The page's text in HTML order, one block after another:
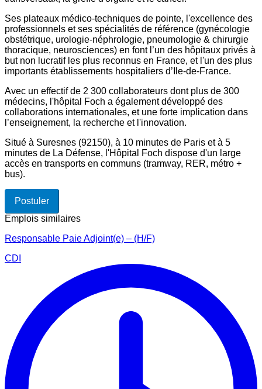
Ses plateaux médico-techniques de pointe, l'excellence des
professionnels et ses spécialités de référence (gynécologie
obstétrique, urologie-néphrologie, pneumologie & chirurgie
thoracique, neurosciences) en font l’un des hôpitaux privés à
but non lucratif les plus reconnus en France, et l'un des plus
importants établissements hospitaliers d’Ile-de-France.
Avec un effectif de 2 300 collaborateurs dont plus de 300
médecins, l'hôpital Foch a également développé des
collaborations internationales, et une forte implication dans
l’enseignement, la recherche et l'innovation.
Situé à Suresnes (92150), à 10 minutes de Paris et à 5
minutes de La Défense, l'Hôpital Foch dispose d'un large
accès en transports en communs (tramway, RER, métro +
bus).
Postuler
Emplois similaires
Responsable Paie Adjoint(e) – (H/F)
CDI